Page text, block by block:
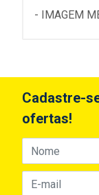
- IMAGEM
Cadastre-
ofertas!